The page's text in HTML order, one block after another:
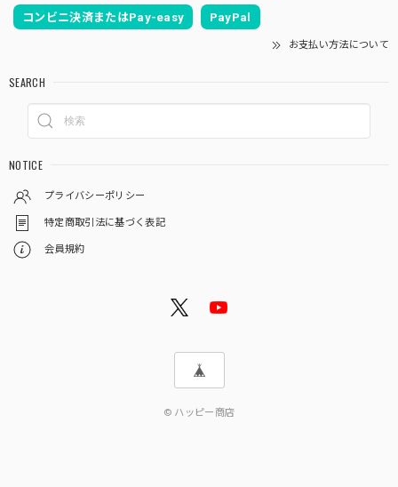
コンビニ決済またはPay-easy PayPal
お支払い方法について
SEARCH
NOTICE
プライバシーポリシー
特定商取引法に基づく表記
会員規約
© ハッピー商店